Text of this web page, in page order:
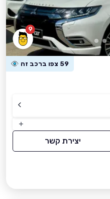
9
59 צפו ברכב זה
יצירת קשר